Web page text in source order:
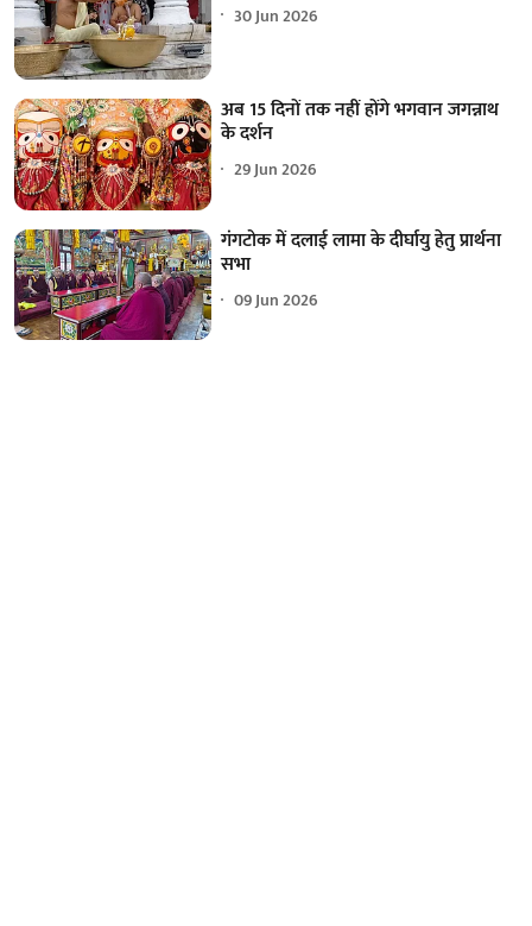
30 Jun 2026
अब 15 दिनों तक नहीं होंगे भगवान जगन्नाथ
के दर्शन
29 Jun 2026
गंगटोक में दलाई लामा के दीर्घायु हेतु प्रार्थना
सभा
09 Jun 2026